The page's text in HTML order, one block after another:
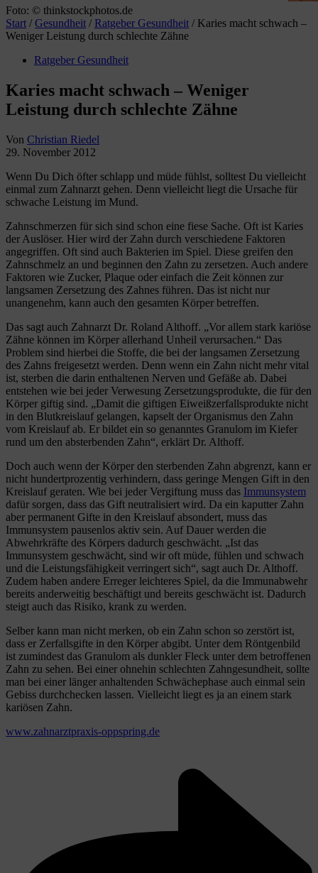
Foto: © thinkstockphotos.de
Start / Gesundheit / Ratgeber Gesundheit / Karies macht schwach –
Weniger Leistung durch schlechte Zähne
Ratgeber Gesundheit
Karies macht schwach – Weniger
Leistung durch schlechte Zähne
Von Christian Riedel
29. November 2012
Wenn Du Dich öfter schlapp und müde fühlst, solltest Du vielleicht
einmal zum Zahnarzt gehen. Denn vielleicht liegt die Ursache für
schwache Leistung im Mund.
Zahnschmerzen für sich sind schon eine fiese Sache. Oft ist Karies
der Auslöser. Hier wird der Zahn durch verschiedene Faktoren
angegriffen. Oft sind auch Bakterien im Spiel. Diese greifen den
Zahnschmelz an und beginnen den Zahn zu zersetzen. Auch andere
Faktoren wie Zucker, Plaque oder einfach die Zeit können zur
langsamen Zersetzung des Zahnes führen. Das ist nicht nur
unangenehm, kann auch den gesamten Körper betreffen.
Das sagt auch Zahnarzt Dr. Roland Althoff. „Vor allem stark kariöse
Zähne können im Körper allerhand Unheil verursachen.“ Das
Problem sind hierbei die Stoffe, die bei der langsamen Zersetzung
des Zahns freigesetzt werden. Denn wenn ein Zahn nicht mehr vital
ist, sterben die darin enthaltenen Nerven und Gefäße ab. Dabei
entstehen wie bei jeder Verwesung Zersetzungsprodukte, die für den
Körper giftig sind. „Damit die giftigen Eiweißzerfallsprodukte nicht
in den Blutkreislauf gelangen, kapselt der Organismus den Zahn
vom Kreislauf ab. Er bildet ein so genanntes Granulom im Kiefer
rund um den absterbenden Zahn“, erklärt Dr. Althoff.
Doch auch wenn der Körper den sterbenden Zahn abgrenzt, kann er
nicht hundertprozentig verhindern, dass geringe Mengen Gift in den
Kreislauf geraten. Wie bei jeder Vergiftung muss das Immunsystem
dafür sorgen, dass das Gift neutralisiert wird. Da ein kaputter Zahn
aber permanent Gifte in den Kreislauf absondert, muss das
Immunsystem pausenlos aktiv sein. Auf Dauer werden die
Abwehrkräfte des Körpers dadurch geschwächt. „Ist das
Immunsystem geschwächt, sind wir oft müde, fühlen und schwach
und die Leistungsfähigkeit verringert sich“, sagt auch Dr. Althoff.
Zudem haben andere Erreger leichteres Spiel, da die Immunabwehr
bereits anderweitig beschäftigt und bereits geschwächt ist. Dadurch
steigt auch das Risiko, krank zu werden.
Selber kann man nicht merken, ob ein Zahn schon so zerstört ist,
dass er Zerfallsgifte in den Körper abgibt. Unter dem Röntgenbild
ist zumindest das Granulom als dunkler Fleck unter dem betroffenen
Zahn zu sehen. Bei einer ohnehin schlechten Zahngesundheit, sollte
man bei einer länger anhaltenden Schwächephase auch einmal sein
Gebiss durchchecken lassen. Vielleicht liegt es ja an einem stark
kariösen Zahn.
www.zahnarztpraxis-oppspring.de